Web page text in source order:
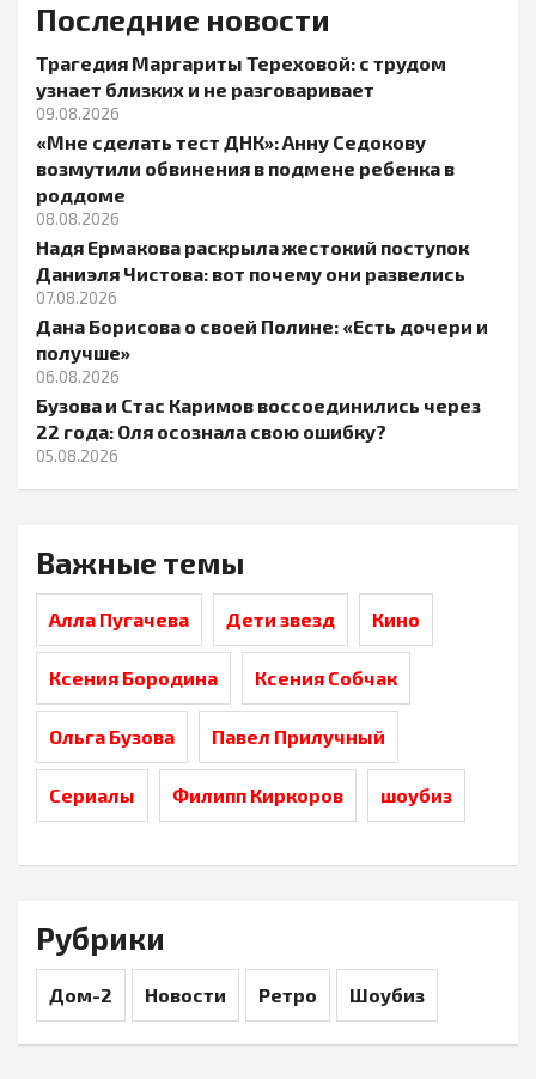
Последние новости
Трагедия Маргариты Тереховой: с трудом
узнает близких и не разговаривает
09.08.2026
«Мне сделать тест ДНК»: Анну Седокову
возмутили обвинения в подмене ребенка в
роддоме
08.08.2026
Надя Ермакова раскрыла жестокий поступок
Даниэля Чистова: вот почему они развелись
07.08.2026
Дана Борисова о своей Полине: «Есть дочери и
получше»
06.08.2026
Бузова и Стас Каримов воссоединились через
22 года: Оля осознала свою ошибку?
05.08.2026
Важные темы
Алла Пугачева Дети звезд Кино
Ксения Бородина Ксения Собчак
Ольга Бузова Павел Прилучный
Сериалы Филипп Киркоров шоубиз
Рубрики
Дом-2 Новости Ретро Шоубиз